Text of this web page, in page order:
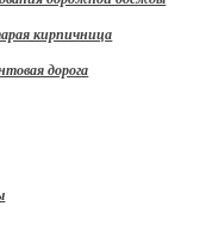
кирпичница
дорога